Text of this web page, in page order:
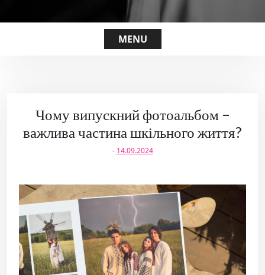
MENU
Чому випускний фотоальбом –
важлива частина шкільного життя?
- 14.09.2024